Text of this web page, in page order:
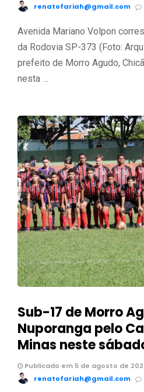
renatofariah@gmail.com
Avenida Mariano Volpon
da Rodovia SP-373 (Foto:
prefeito de Morro Agudo,
nesta …
Sub-17 de Morro
Nuporanga pelo
Minas neste
Publicado em 5 de agosto de
renatofariah@gmail.com